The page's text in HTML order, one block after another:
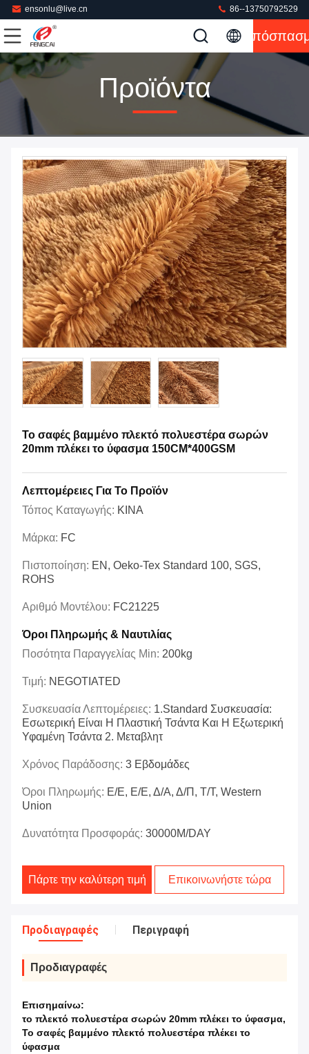
ensonlu@live.cn 86--13750792529
Προϊόντα
Το σαφές βαμμένο πλεκτό πολυεστέρα σωρών
20mm πλέκει το ύφασμα 150CM*400GSM
Λεπτομέρειες Για Το Προϊόν
Τόπος Καταγωγής: ΚΙΝΑ
Μάρκα: FC
Πιστοποίηση: EN, Oeko-Tex Standard 100, SGS,
ROHS
Αριθμό Μοντέλου: FC21225
Όροι Πληρωμής & Ναυτιλίας
Ποσότητα Παραγγελίας Min: 200kg
Τιμή: NEGOTIATED
Συσκευασία Λεπτομέρειες: 1.Standard Συσκευασία:
Εσωτερική Είναι Η Πλαστική Τσάντα Και Η Εξωτερική
Υφαμένη Τσάντα 2. Μεταβλητ
Χρόνος Παράδοσης: 3 Εβδομάδες
Όροι Πληρωμής: Ε/Ε, Ε/Ε, Δ/Α, Δ/Π, Τ/Τ, Western
Union
Δυνατότητα Προσφοράς: 30000M/DAY
Πάρτε την καλύτερη τιμή Επικοινωνήστε τώρα
Προδιαγραφές Περιγραφή
Προδιαγραφές
Επισημαίνω:
το πλεκτό πολυεστέρα σωρών 20mm πλέκει το ύφασμα,
Το σαφές βαμμένο πλεκτό πολυεστέρα πλέκει το
ύφασμα